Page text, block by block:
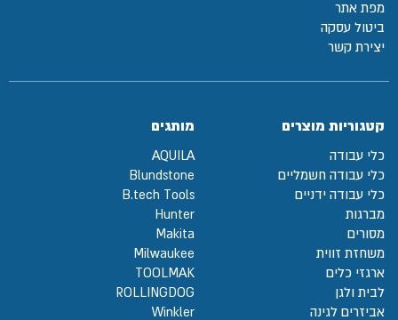
מפת אתר
ביטול עסקה
יצירת קשר
קטגוריות מוצרים
כלי עבודה
כלי עבודה חשמליים
כלי עבודה ידניים
מברגות
מסורים
משחזת זווית
ארגזי כלים
לבית ולגן
אביזרים לגינה
מותגים
AQUILA
Blundstone
B.tech Tools
Hunter
Makita
Milwaukee
TOOLMAK
ROLLINGDOG
Winkler